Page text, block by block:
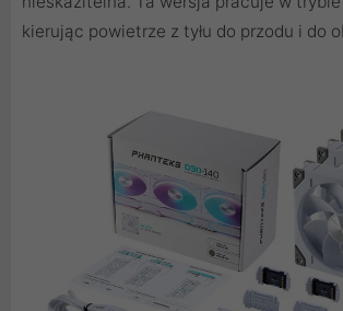
kierując powietrze z tyłu do przodu i do